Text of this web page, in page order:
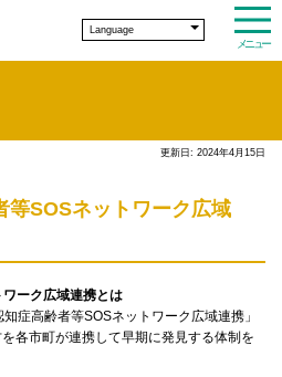
Language
メニュー
更新日: 2024年4月15日
等SOSネットワーク広域
ーク広域連携とは
症高齢者等SOSネットワーク広域連携」
各市町が連携して早期に発見する体制を